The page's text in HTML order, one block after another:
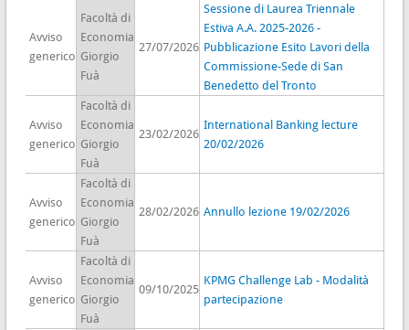
Avviso
generico
Facoltà di
Economia
Giorgio
Fuà
27/07/2026
Sessione di Laurea Triennale
Estiva A.A. 2025-2026 -
Pubblicazione Esito Lavori della
Commissione-Sede di San
Benedetto del Tronto
Avviso
generico
Facoltà di
Economia
Giorgio
Fuà
23/02/2026
International Banking lecture
20/02/2026
Avviso
generico
Facoltà di
Economia
Giorgio
Fuà
28/02/2026 Annullo lezione 19/02/2026
Avviso
generico
Facoltà di
Economia
Giorgio
Fuà
09/10/2025
KPMG Challenge Lab - Modalità
partecipazione